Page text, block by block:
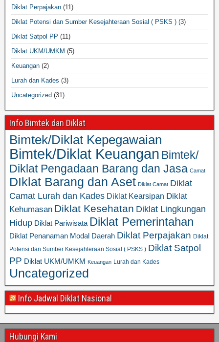
Diklat Perpajakan (11)
Diklat Potensi dan Sumber Kesejahteraan Sosial ( PSKS ) (3)
Diklat Satpol PP (11)
Diklat UKM/UMKM (5)
Keuangan (2)
Lurah dan Kades (3)
Uncategorized (31)
Info Bimtek dan Diklat
Bimtek/Diklat Kepegawaian
Bimtek/Diklat Keuangan Bimtek/
Diklat Pengadaan Barang dan Jasa Camat
DIklat Barang dan Aset Diklat Camat Diklat
Camat Lurah dan Kades Diklat Kearsipan Diklat
Kehumasan Diklat Kesehatan Diklat Lingkungan
Hidup Diklat Pariwisata Diklat Pemerintahan
Diklat Penanaman Modal Daerah Diklat Perpajakan Diklat
Potensi dan Sumber Kesejahteraan Sosial ( PSKS ) Diklat Satpol
PP Diklat UKM/UMKM Keuangan Lurah dan Kades
Uncategorized
Info Jadwal Diklat Nasional
Hubungi Kami